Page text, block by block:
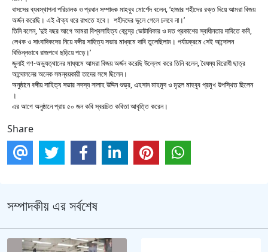
বাসসের ব্যবস্থাপনা পরিচালক ও প্রধান সম্পাদক মাহবুব মোর্শেদ বলেন, ‘হাজার শহীদের রক্ত দিয়ে আমরা বিজয়
অর্জন করেছি। এই ঐক্য ধরে রাখতে হবে। শহীদদের ভুলে গেলে চলবে না।’
তিনি বলেন, ‘দুই বছর আগে আমরা বিশ্বসাহিত্য কেন্দ্রে ভোটাধিকার ও মত প্রকাশের স্বাধীনতার দাবিতে কবি,
লেখক ও সাংবাদিকদের নিয়ে বঙ্গীয় সাহিত্য সভার মাধ্যমে দাবি তুলেছিলাম। পর্যায়ক্রমে সেই আন্দোলন
বিভিন্নভাবে রাজপথে ছড়িয়ে পড়ে।’
জুলাই গণ-অভ্যুত্থানের মাধ্যমে আমরা বিজয় অর্জন করেছি উল্লেখ করে তিনি বলেন, বৈষম্য বিরোধী ছাত্র
আন্দোলনের অনেক সমন্বয়কারী তাদের সঙ্গে ছিলেন।
অনুষ্ঠানে বঙ্গীয় সাহিত্য সভার সদস্য সালাহ উদ্দিন শুভ্র, এহসান মাহমুদ ও মৃদুল মাহবুব প্রমুখ উপস্থিত ছিলেন
।
এর আগে অনুষ্ঠানে প্রায় ৫০ জন কবি স্বরচিত কবিতা আবৃত্তি করেন।
Share
সম্পাদকীয় এর সর্বশেষ